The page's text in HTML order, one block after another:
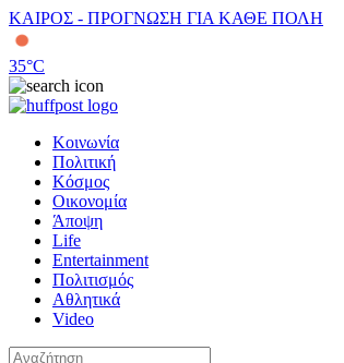
ΚΑΙΡΟΣ - ΠΡΟΓΝΩΣΗ ΓΙΑ ΚΑΘΕ ΠΟΛΗ
35°C
Κοινωνία
Πολιτική
Κόσμος
Οικονομία
Άποψη
Life
Entertainment
Πολιτισμός
Αθλητικά
Video